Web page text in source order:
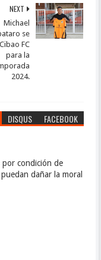
NEXT
Michael
se
FC
para la
2024.
DISQUS FACEBOOK
por condición de
dañar la moral